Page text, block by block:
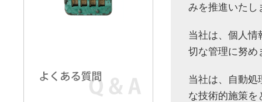
みを推進いたし
当社は、個人情
切な管理に努め
当社は、自動処
な技術的施策を